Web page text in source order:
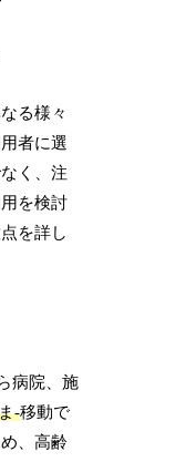
る様々
者に選
く、注
を検討
を詳し
病院、施
-移動で
、高齢